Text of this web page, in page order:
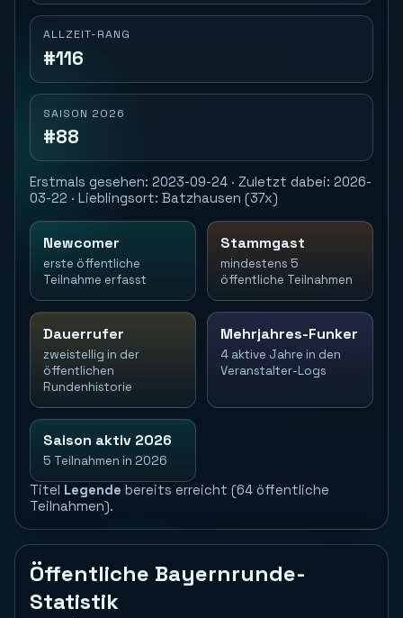
ALLZEIT-RANG
#116
SAISON 2026
#88
Erstmals gesehen: 2023-09-24 · Zuletzt dabei: 2026-
03-22 · Lieblingsort: Batzhausen (37x)
Newcomer
erste öffentliche
Teilnahme erfasst
Stammgast
mindestens 5
öffentliche Teilnahmen
Dauerrufer
zweistellig in der
öffentlichen
Rundenhistorie
Mehrjahres-Funker
4 aktive Jahre in den
Veranstalter-Logs
Saison aktiv 2026
5 Teilnahmen in 2026
Titel Legende bereits erreicht (64 öffentliche
Teilnahmen).
Öffentliche Bayernrunde-
Statistik